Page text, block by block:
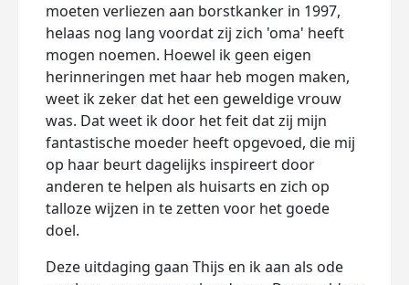
moeten verliezen aan borstkanker in 1997,
helaas nog lang voordat zij zich 'oma' heeft
mogen noemen. Hoewel ik geen eigen
herinneringen met haar heb mogen maken,
weet ik zeker dat het een geweldige vrouw
was. Dat weet ik door het feit dat zij mijn
fantastische moeder heeft opgevoed, die mij
op haar beurt dagelijks inspireert door
anderen te helpen als huisarts en zich op
talloze wijzen in te zetten voor het goede
doel.
Deze uitdaging gaan Thijs en ik aan als ode